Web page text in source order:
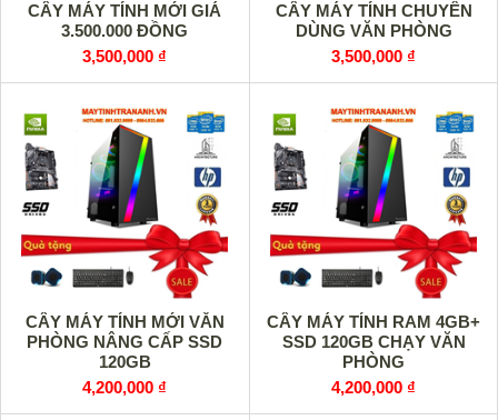
CÂY MÁY TÍNH MỚI GIÁ
3.500.000 ĐỒNG
3,500,000 ₫
CÂY MÁY TÍNH CHUYÊN
DÙNG VĂN PHÒNG
3,500,000 ₫
CÂY MÁY TÍNH MỚI VĂN
PHÒNG NÂNG CẤP SSD
120GB
4,200,000 ₫
CÂY MÁY TÍNH RAM 4GB+
SSD 120GB CHẠY VĂN
PHÒNG
4,200,000 ₫